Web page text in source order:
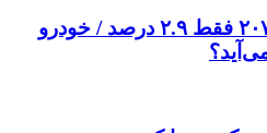
دلار ۴ درصد ریخت، ۲۰۷ فقط ۲.۹ درصد / خودرو